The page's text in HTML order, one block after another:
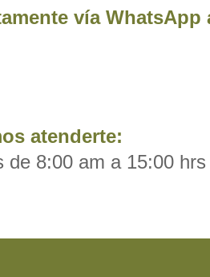
vía WhatsApp
atenderte:
de 8:00 am a 15:00 hrs